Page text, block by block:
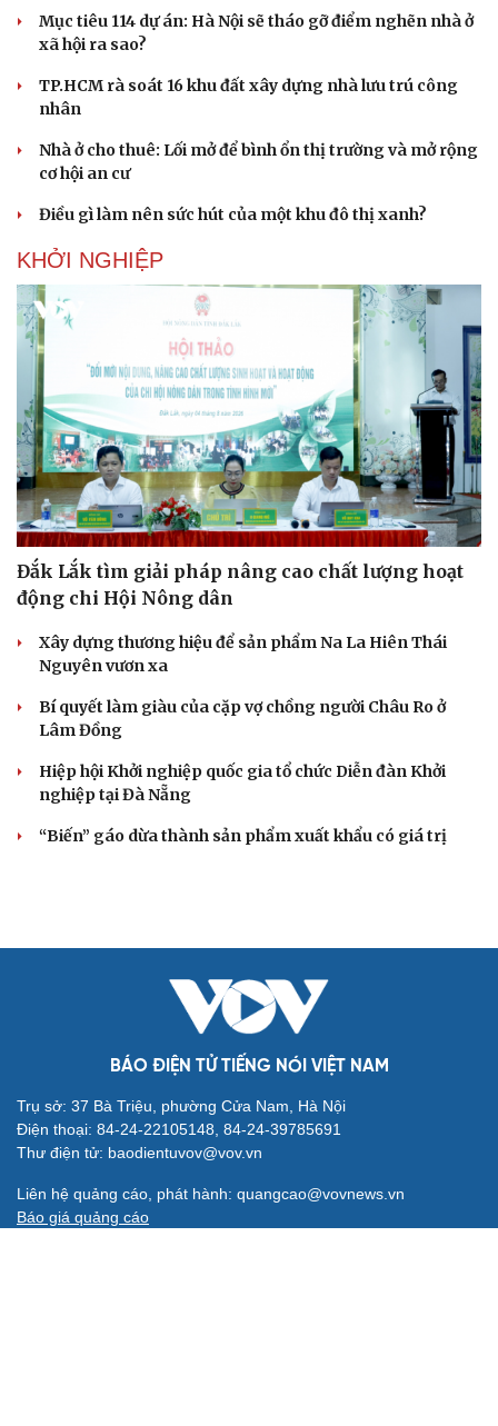
Mục tiêu 114 dự án: Hà Nội sẽ tháo gỡ điểm nghẽn nhà ở
xã hội ra sao?
TP.HCM rà soát 16 khu đất xây dựng nhà lưu trú công
nhân
Nhà ở cho thuê: Lối mở để bình ổn thị trường và mở rộng
cơ hội an cư
Điều gì làm nên sức hút của một khu đô thị xanh?
KHỞI NGHIỆP
Đắk Lắk tìm giải pháp nâng cao chất lượng hoạt
động chi Hội Nông dân
Xây dựng thương hiệu để sản phẩm Na La Hiên Thái
Nguyên vươn xa
Bí quyết làm giàu của cặp vợ chồng người Châu Ro ở
Lâm Đồng
Hiệp hội Khởi nghiệp quốc gia tổ chức Diễn đàn Khởi
nghiệp tại Đà Nẵng
“Biến” gáo dừa thành sản phẩm xuất khẩu có giá trị
BÁO ĐIỆN TỬ TIẾNG NÓI VIỆT NAM
Trụ sở: 37 Bà Triệu, phường Cửa Nam, Hà Nội
Điện thoại: 84-24-22105148, 84-24-39785691
Thư điện tử: baodientuvov@vov.vn
Liên hệ quảng cáo, phát hành: quangcao@vovnews.vn
Báo giá quảng cáo